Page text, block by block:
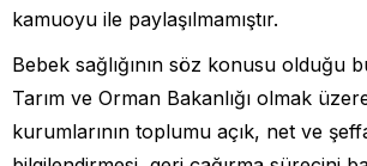
kamuoyu ile paylaşılmamıştır.
Bebek sağlığının söz konusu olduğu
Tarım ve Orman Bakanlığı olmak
kurumlarının toplumu açık, net ve